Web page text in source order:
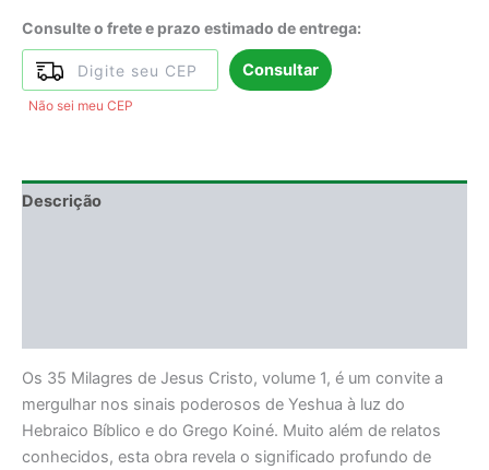
Consulte o frete e prazo estimado de entrega:
Consultar
Não sei meu CEP
Descrição
Os 35 Milagres de Jesus Cristo, volume 1, é um convite a
mergulhar nos sinais poderosos de Yeshua à luz do
Hebraico Bíblico e do Grego Koiné. Muito além de relatos
conhecidos, esta obra revela o significado profundo de